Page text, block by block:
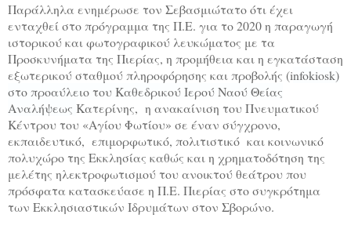
Παράλληλα ενημέρωσε τον Σεβασμιώτατο ότι έχει
ενταχθεί στο πρόγραμμα της Π.Ε. για το 2020 η παραγωγή
ιστορικού και φωτογραφικού λευκώματος με τα
Προσκυνήματα της Πιερίας, η προμήθεια και η εγκατάσταση
εξωτερικού σταθμού πληροφόρησης και προβολής (infokiosk)
στoπροαύλειο του Καθεδρικού Ιερού Ναού Θείας
Αναλήψεως Κατερίνης, η ανακαίνιση του Πνευματικού
Κέντρου του «Αγίου Φωτίου» σε έναν σύγχρονο,
εκπαιδευτικό, επιμορφωτικό, πολιτιστικό και κοινωνικό
πολυχώρο της Εκκλησίας καθώς και η χρηματοδότηση της
μελέτης ηλεκτροφωτισμού του ανοικτού θεάτρου που
πρόσφατα κατασκεύασε η Π.Ε. Πιερίας στο συγκρότημα
των Εκκλησιαστικών Ιδρυμάτων στον Σβορώνο.